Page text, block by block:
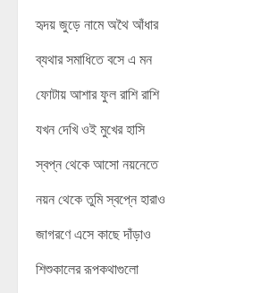
হৃদয় জুড়ে নামে অথৈ আঁধার
ব্যথার সমাধিতে বসে এ মন
ফোটায় আশার ফুল রাশি রাশি
যখন দেখি ওই মুখের হাসি
স্বপ্ন থেকে আসো নয়নেতে
নয়ন থেকে তুমি স্বপ্নে হারাও
জাগরণে এসে কাছে দাঁড়াও
শিশুকালের রূপকথাগুলো